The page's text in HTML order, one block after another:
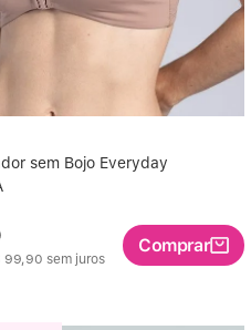
sem Bojo Everyday
99,90 sem juros
Comprar